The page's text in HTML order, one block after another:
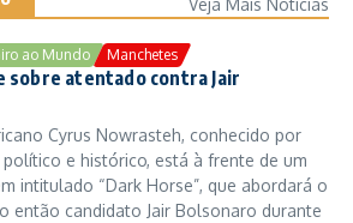
Veja Mais Notícias
ao Mundo Manchetes
2025
sobre atentado contra Jair
Cyrus Nowrasteh, conhecido por
e histórico, está à frente de um
intitulado “Dark Horse”, que abordará o
então candidato Jair Bolsonaro durante